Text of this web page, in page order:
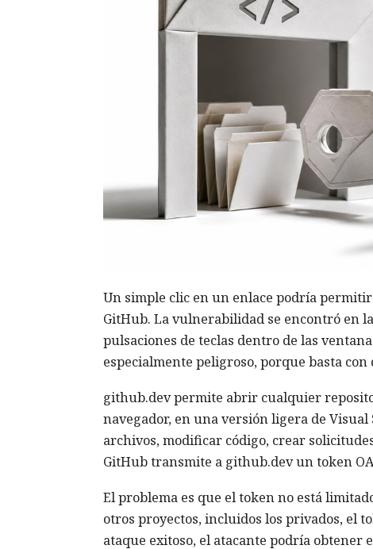
Un simple clic en un enlace podría
GitHub. La vulnerabilidad se encontró en
pulsaciones de teclas dentro de las
especialmente peligroso, porque basta
github.dev permite abrir cualquier
navegador, en una versión ligera de
archivos, modificar código, crear
GitHub transmite a github.dev un token
El problema es que el token no está
otros proyectos, incluidos los privados, el
ataque exitoso, el atacante podría